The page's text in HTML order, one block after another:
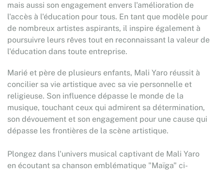
mais aussi son engagement envers l'amélioration de
l'accès à l'éducation pour tous. En tant que modèle pour
de nombreux artistes aspirants, il inspire également à
poursuivre leurs rêves tout en reconnaissant la valeur de
l'éducation dans toute entreprise.
Marié et père de plusieurs enfants, Mali Yaro réussit à
concilier sa vie artistique avec sa vie personnelle et
religieuse. Son influence dépasse le monde de la
musique, touchant ceux qui admirent sa détermination,
son dévouement et son engagement pour une cause qui
dépasse les frontières de la scène artistique.
Plongez dans l'univers musical captivant de Mali Yaro
en écoutant sa chanson emblématique "Maïga" ci-